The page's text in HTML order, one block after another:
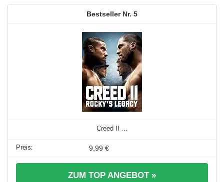
5
Creed II ...
9,99 €
ZUM TOP ANGEBOT »